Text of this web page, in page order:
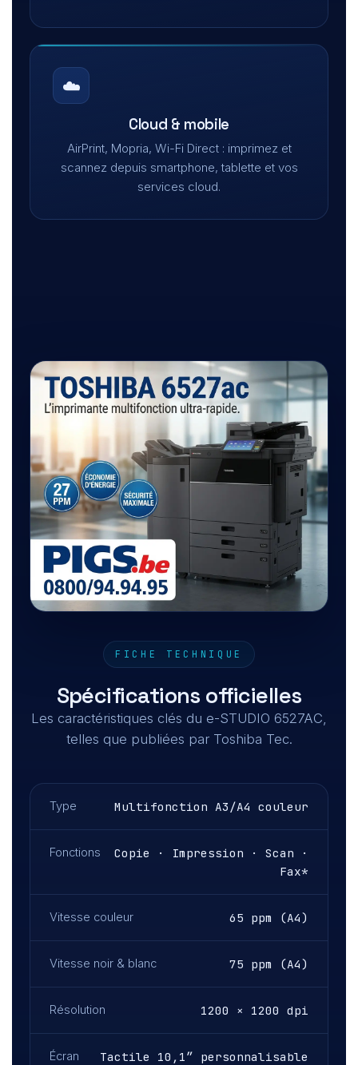
☁️
Cloud & mobile
AirPrint, Mopria, Wi-Fi Direct : imprimez et
scannez depuis smartphone, tablette et vos
services cloud.
FICHE TECHNIQUE
Spécifications officielles
Les caractéristiques clés du e-STUDIO 6527AC,
telles que publiées par Toshiba Tec.
Type Multifonction A3/A4 couleur
Fonctions
Copie · Impression · Scan ·
Fax*
Vitesse couleur 65 ppm (A4)
Vitesse noir & blanc 75 ppm (A4)
Résolution 1200 × 1200 dpi
Écran Tactile 10,1″ personnalisable